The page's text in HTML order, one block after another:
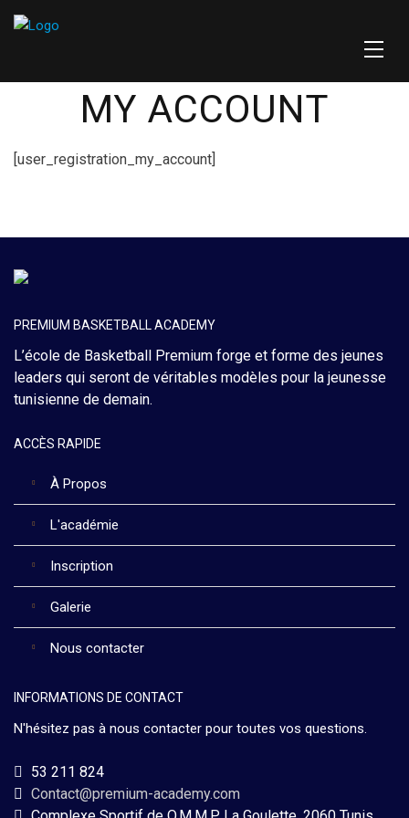
MY ACCOUNT
[user_registration_my_account]
PREMIUM BASKETBALL ACADEMY
L’école de Basketball Premium forge et forme des jeunes
leaders qui seront de véritables modèles pour la jeunesse
tunisienne de demain.
ACCÈS RAPIDE
À Propos
L'académie
Inscription
Galerie
Nous contacter
INFORMATIONS DE CONTACT
N'hésitez pas à nous contacter pour toutes vos questions.
53 211 824
Contact@premium-academy.com